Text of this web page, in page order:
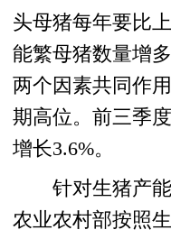
头母猪每年要比
能繁母猪数量增
两个因素共同作
期高位。前三季
增长3.6%。
针对生猪产能
农业农村部按照